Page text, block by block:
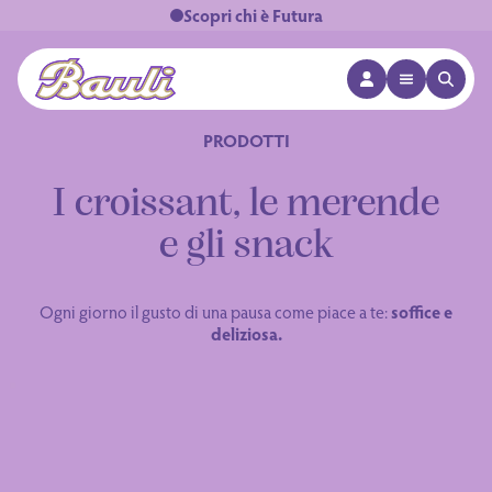
Scopri chi è Futura
Logo Bauli
APRI MENÙ
APRI
PRODOTTI
I croissant, le merende
e gli snack
Ogni giorno il gusto di una pausa come piace a te:soffice e
deliziosa.